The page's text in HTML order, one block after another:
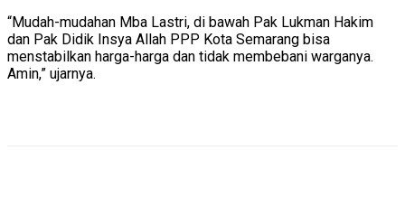
“Mudah-mudahan Mba Lastri, di bawah Pak Lukman Hakim
dan Pak Didik Insya Allah PPP Kota Semarang bisa
menstabilkan harga-harga dan tidak membebani warganya.
Amin,” ujarnya.